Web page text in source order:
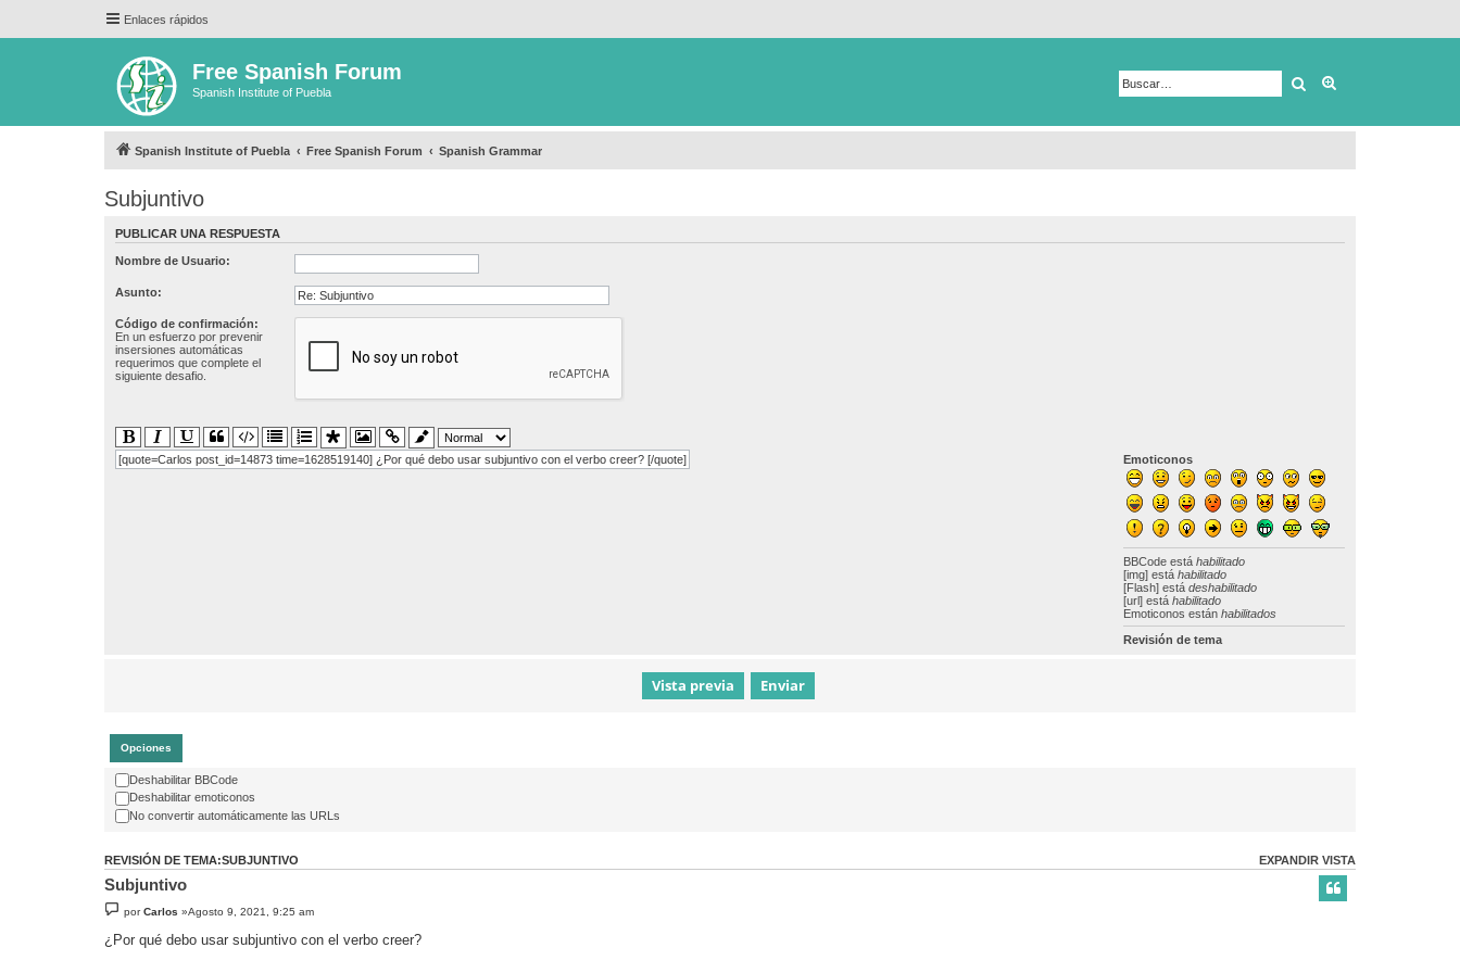
Enlaces rápidos
Free Spanish Forum
Spanish Institute of Puebla Buscar
Spanish Institute of Puebla Free Spanish Forum Spanish Grammar
Subjuntivo
PUBLICAR UNA RESPUESTA
Nombre de Usuario:
Asunto:
Código de confirmación:
En un esfuerzo por prevenir
insersiones automáticas
requerimos que complete el
siguiente desafio.
Emoticonos
BBCode estáhabilitado
[img] estáhabilitado
[Flash] estádeshabilitado
[url] estáhabilitado
Emoticonos estánhabilitados
Revisión de tema
[quote=Carlos post_id=14873 time=1628519140] ¿Por qué debo usar subjuntivo con el verbo creer? [/quote]
Opciones
Deshabilitar BBCode
Deshabilitar emoticonos
No convertir automáticamente las URLs
EXPANDIR VISTA
REVISIÓN DE TEMA:SUBJUNTIVO
Subjuntivo
porCarlos »Agosto 9, 2021, 9:25 am
¿Por qué debo usar subjuntivo con el verbo creer?